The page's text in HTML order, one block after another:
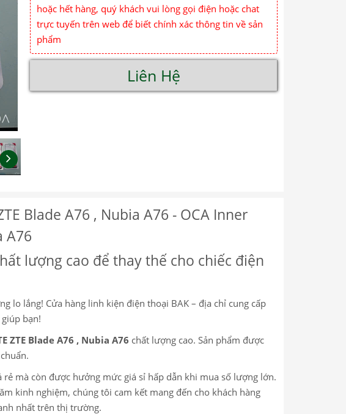
hoặc hết hàng, quý khách vui lòng gọi điện hoặc chat
trực tuyến trên web để biết chính xác thông tin về sản
phẩm
Liên Hệ
Blade A76 , Nubia A76 - OCA Inner
A76
lượng cao để thay thế cho chiếc điện
lo lắng! Cửa hàng linh kiện điện thoại BAK – địa chỉ cung cấp
bạn!
ZTE Blade A76 , Nubia A76 chất lượng cao. Sản phẩm được
mà còn được hưởng mức giá sỉ hấp dẫn khi mua số lượng lớn.
kinh nghiệm, chúng tôi cam kết mang đến cho khách hàng
nhất trên thị trường.